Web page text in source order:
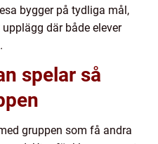
bygger på tydliga mål,
där både elever
spelar så
gruppen som få andra